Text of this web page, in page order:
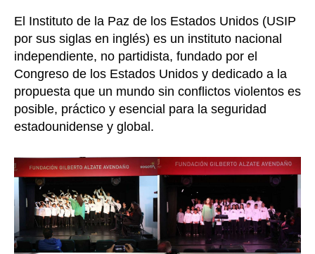
El Instituto de la Paz de los Estados Unidos (USIP
por sus siglas en inglés) es un instituto nacional
independiente, no partidista, fundado por el
Congreso de los Estados Unidos y dedicado a la
propuesta que un mundo sin conflictos violentos es
posible, práctico y esencial para la seguridad
estadounidense y global.